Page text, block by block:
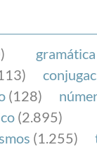
por la
objetivo es
de
gramática
(128)
(2.895)
(1.255)